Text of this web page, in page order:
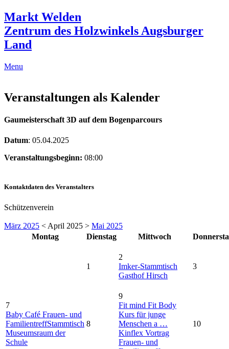
Markt Welden
Zentrum des Holzwinkels Augsburger
Land
Menu
Veranstaltungen als Kalender
Gaumeisterschaft 3D auf dem Bogenparcours
Datum: 05.04.2025
Veranstaltungsbeginn: 08:00
Kontaktdaten des Veranstalters
Schützenverein
März 2025 < April 2025 > Mai 2025
Montag
Dienstag Mittwoch
1
2
Imker-Stammtisch
Gasthof Hirsch
3
7
Baby Café Frauen- und
FamilientreffStammtisch
Museumsraum der
Schule
8
9
Fit mind Fit Body
Kurs für junge
Menschen a …
Kinflex Vortrag
Frauen- und
10